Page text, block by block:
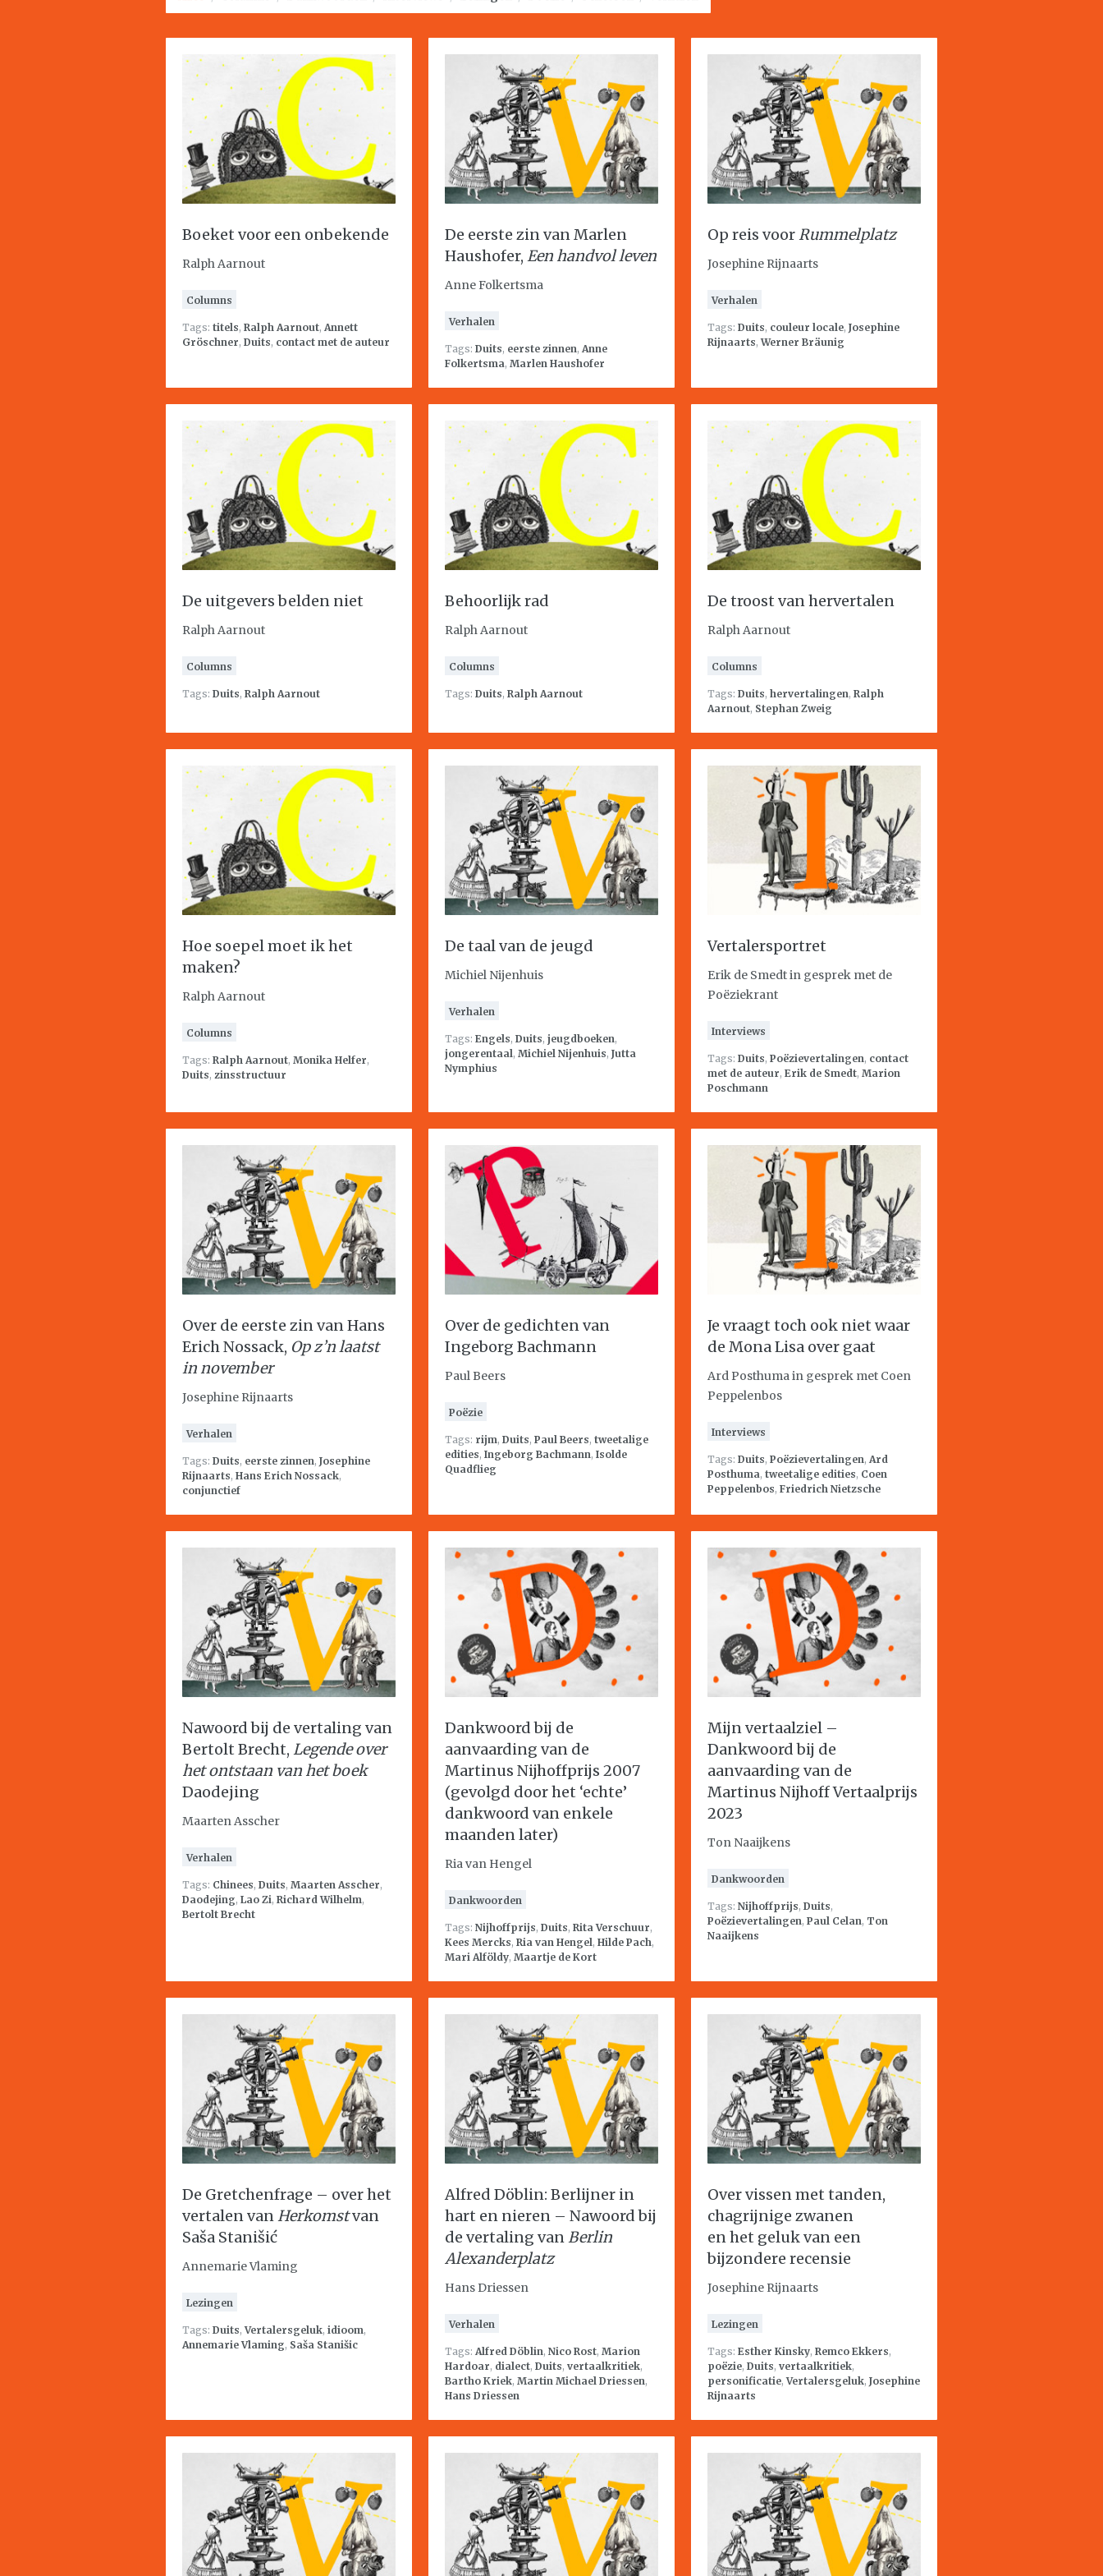
Boeket voor een onbekende
Ralph Aarnout
Columns
Tags: titels, Ralph Aarnout, Annett
Gröschner, Duits, contact met de auteur
De eerste zin van Marlen
Haushofer, Een handvol leven
Anne Folkertsma
Verhalen
Tags: Duits, eerste zinnen, Anne
Folkertsma, Marlen Haushofer
Op reis voorRummelplatz
Josephine Rijnaarts
Verhalen
Tags: Duits, couleur locale, Josephine
Rijnaarts,Werner Bräunig
De uitgevers belden niet
Ralph Aarnout
Columns
Tags: Duits, Ralph Aarnout
Behoorlijk rad
Ralph Aarnout
Columns
Tags: Duits, Ralph Aarnout
De troost van hervertalen
Ralph Aarnout
Columns
Tags: Duits, hervertalingen, Ralph
Aarnout, Stephan Zweig
Hoe soepel moet ik het
maken?
Ralph Aarnout
Columns
Tags: Ralph Aarnout, Monika Helfer,
Duits, zinsstructuur
De taal van de jeugd
Michiel Nijenhuis
Verhalen
Tags: Engels, Duits, jeugdboeken,
jongerentaal, Michiel Nijenhuis, Jutta
Nymphius
Vertalersportret
Erik de Smedt in gesprek met de
Poëziekrant
Interviews
Tags: Duits, Poëzievertalingen, contact
met de auteur, Erik de Smedt, Marion
Poschmann
Over de eerste zin van Hans
Erich Nossack, Op z’n laatst
in november
Josephine Rijnaarts
Verhalen
Tags: Duits, eerste zinnen, Josephine
Rijnaarts, Hans Erich Nossack,
conjunctief
Over de gedichten van
Ingeborg Bachmann
Paul Beers
Poëzie
Tags: rijm, Duits, Paul Beers, tweetalige
edities, Ingeborg Bachmann, Isolde
Quadflieg
Je vraagt toch ook niet waar
de Mona Lisa over gaat
Ard Posthuma in gesprek met Coen
Peppelenbos
Interviews
Tags: Duits, Poëzievertalingen, Ard
Posthuma, tweetalige edities, Coen
Peppelenbos, Friedrich Nietzsche
Nawoord bij de vertaling van
Bertolt Brecht, Legende over
het ontstaan van het boek
Daodejing
Maarten Asscher
Verhalen
Tags: Chinees, Duits, Maarten Asscher,
Daodejing, Lao Zi, Richard Wilhelm,
Bertolt Brecht
Dankwoord bij de
aanvaarding van de
Martinus Nijhoffprijs 2007
(gevolgd door het ‘echte’
dankwoord van enkele
maanden later)
Ria van Hengel
Dankwoorden
Tags: Nijhoffprijs, Duits, Rita Verschuur,
Kees Mercks, Ria van Hengel, Hilde Pach,
Mari Alföldy, Maartje de Kort
Mijn vertaalziel –
Dankwoord bij de
aanvaarding van de
Martinus Nijhoff Vertaalprijs
2023
Ton Naaijkens
Dankwoorden
Tags: Nijhoffprijs, Duits,
Poëzievertalingen, Paul Celan, Ton
Naaijkens
De Gretchenfrage – over het
vertalen vanHerkomstvan
Saša Stanišić
Annemarie Vlaming
Lezingen
Tags: Duits,Vertalersgeluk, idioom,
Annemarie Vlaming, Saša Stanišic
Alfred Döblin: Berlijner in
hart en nieren – Nawoord bij
de vertaling vanBerlin
Alexanderplatz
Hans Driessen
Verhalen
Tags: Alfred Döblin, Nico Rost, Marion
Hardoar, dialect, Duits, vertaalkritiek,
Bartho Kriek, Martin Michael Driessen,
Hans Driessen
Over vissen met tanden,
chagrijnige zwanen
en het geluk van een
bijzondere recensie
Josephine Rijnaarts
Lezingen
Tags: Esther Kinsky, Remco Ekkers,
poëzie, Duits, vertaalkritiek,
personificatie,Vertalersgeluk, Josephine
Rijnaarts